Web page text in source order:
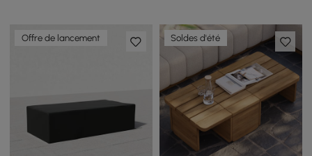
Offre de lancement Soldes d'été